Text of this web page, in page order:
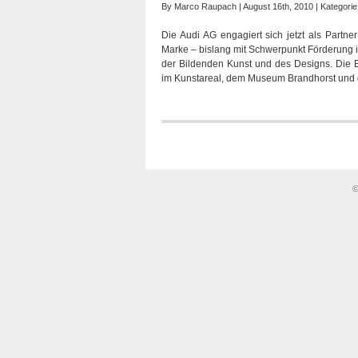
By Marco Raupach | August 16th, 2010 |
Die Audi AG engagiert sich jetzt als
Marke – bislang mit Schwerpunkt
der Bildenden Kunst und des Designs. Die
im Kunstareal, dem Museum Brandhorst